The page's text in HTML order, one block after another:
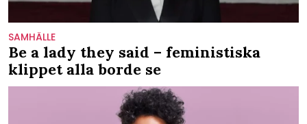
SAMHÄLLE
Be a lady they said – feministiska
klippet alla borde se